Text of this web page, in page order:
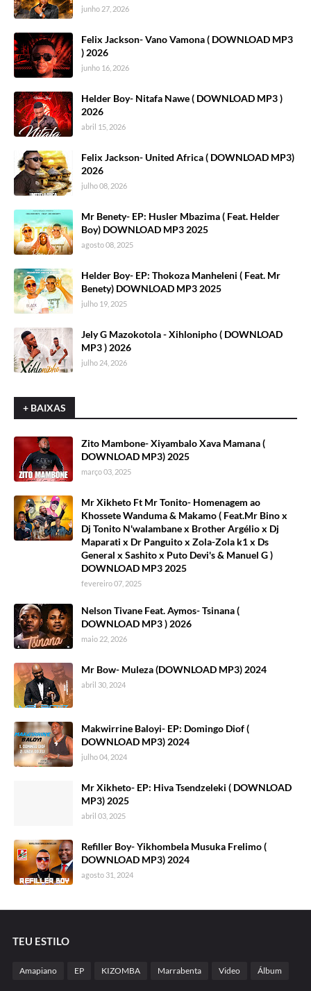
junho 27, 2026
Felix Jackson- Vano Vamona ( DOWNLOAD MP3
) 2026
junho 16, 2026
Helder Boy- Nitafa Nawe ( DOWNLOAD MP3 )
2026
abril 15, 2026
Felix Jackson- United Africa ( DOWNLOAD MP3)
2026
julho 08, 2026
Mr Benety- EP: Husler Mbazima ( Feat. Helder
Boy) DOWNLOAD MP3 2025
agosto 08, 2025
Helder Boy- EP: Thokoza Manheleni ( Feat. Mr
Benety) DOWNLOAD MP3 2025
julho 19, 2025
Jely G Mazokotola - Xihlonipho ( DOWNLOAD
MP3 ) 2026
julho 24, 2026
+ BAIXAS
Zito Mambone- Xiyambalo Xava Mamana (
DOWNLOAD MP3) 2025
março 03, 2025
Mr Xikheto Ft Mr Tonito- Homenagem ao
Khossete Wanduma & Makamo ( Feat.Mr Bino x
Dj Tonito N'walambane x Brother Argélio x Dj
Maparati x Dr Panguito x Zola-Zola k1 x Ds
General x Sashito x Puto Devi's & Manuel G )
DOWNLOAD MP3 2025
fevereiro 07, 2025
Nelson Tivane Feat. Aymos- Tsinana (
DOWNLOAD MP3 ) 2026
maio 22, 2026
Mr Bow- Muleza (DOWNLOAD MP3) 2024
abril 30, 2024
Makwirrine Baloyi- EP: Domingo Diof (
DOWNLOAD MP3) 2024
julho 04, 2024
Mr Xikheto- EP: Hiva Tsendzeleki ( DOWNLOAD
MP3) 2025
abril 03, 2025
Refiller Boy- Yikhombela Musuka Frelimo (
DOWNLOAD MP3) 2024
agosto 31, 2024
TEU ESTILO
Amapiano EP KIZOMBA Marrabenta Video Álbum